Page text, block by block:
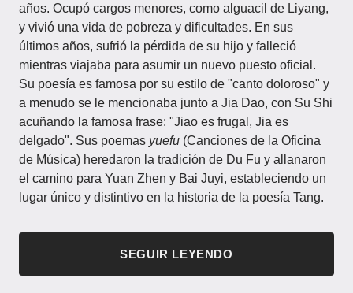
años. Ocupó cargos menores, como alguacil de Liyang,
y vivió una vida de pobreza y dificultades. En sus
últimos años, sufrió la pérdida de su hijo y falleció
mientras viajaba para asumir un nuevo puesto oficial.
Su poesía es famosa por su estilo de "canto doloroso" y
a menudo se le mencionaba junto a Jia Dao, con Su Shi
acuñando la famosa frase: "Jiao es frugal, Jia es
delgado". Sus poemas yuefu (Canciones de la Oficina
de Música) heredaron la tradición de Du Fu y allanaron
el camino para Yuan Zhen y Bai Juyi, estableciendo un
lugar único y distintivo en la historia de la poesía Tang.
SEGUIR LEYENDO